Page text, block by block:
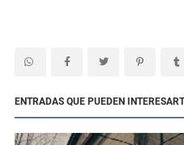
ENTRADAS QUE PUEDEN